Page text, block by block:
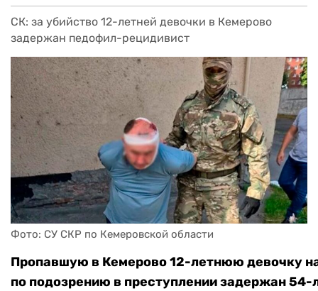
СК: за убийство 12-летней девочки в Кемерово
задержан педофил-рецидивист
Фото: СУ СКР по Кемеровской области
Пропавшую в Кемерово 12-летнюю девочку
по подозрению в преступлении задержан 54-